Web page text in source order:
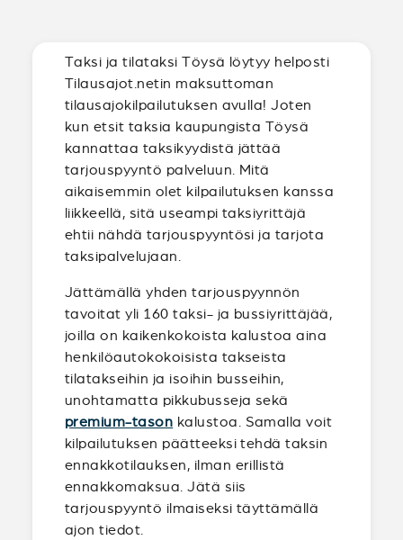
Taksi ja tilataksi Töysä löytyy helposti
Tilausajot.netin maksuttoman
tilausajokilpailutuksen avulla! Joten
kun etsit taksia kaupungista Töysä
kannattaa taksikyydistä jättää
tarjouspyyntö palveluun. Mitä
aikaisemmin olet kilpailutuksen kanssa
liikkeellä, sitä useampi taksiyrittäjä
ehtii nähdä tarjouspyyntösi ja tarjota
taksipalvelujaan.
Jättämällä yhden tarjouspyynnön
tavoitat yli 160 taksi- ja bussiyrittäjää,
joilla on kaikenkokoista kalustoa aina
henkilöautokokoisista takseista
tilatakseihin ja isoihin busseihin,
unohtamatta pikkubusseja sekä
premium-tason kalustoa. Samalla voit
kilpailutuksen päätteeksi tehdä taksin
ennakkotilauksen, ilman erillistä
ennakkomaksua. Jätä siis
tarjouspyyntö ilmaiseksi täyttämällä
ajon tiedot.